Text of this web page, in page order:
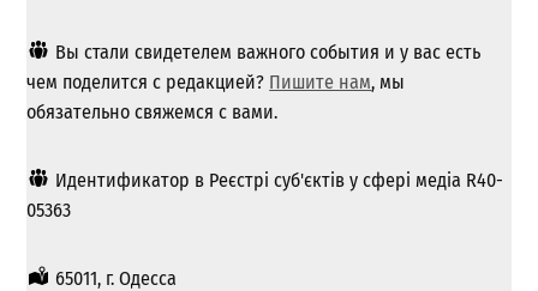
Вы стали свидетелем важного события и у вас есть
чем поделится с редакцией? Пишите нам, мы
обязательно свяжемся с вами.
Идентификатор в Реєстрі суб'єктів у сфері медіа R40-
05363
65011, г. Одесса